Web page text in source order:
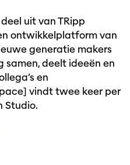
uit van TRipp
ontwikkelplatform van
generatie makers
samen, deelt ideeën en
en
vindt twee keer per
Studio.